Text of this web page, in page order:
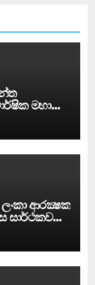
මහා
ලංකා ආරක්‍ෂක
සාර්ථකව